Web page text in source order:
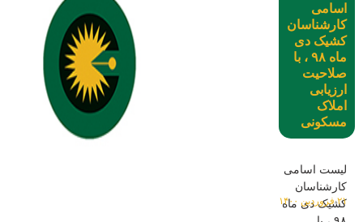
اسامی
کارشناسان
کشیک دی
ماه ۹۸ ، با
صلاحیت
ارزیابی
املاک
مسکونی
۲۱ فروردین ۱۴۰۰
لیست اسامی
کارشناسان
کشیک دی ماه